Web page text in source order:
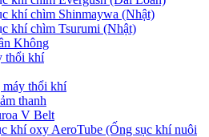
khí chìm Shinmaywa (Nhật)
khí chìm Tsurumi (Nhật)
Không
thổi khí
máy thổi khí
thanh
V Belt
khí oxy AeroTube (Ống sục khí nuôi